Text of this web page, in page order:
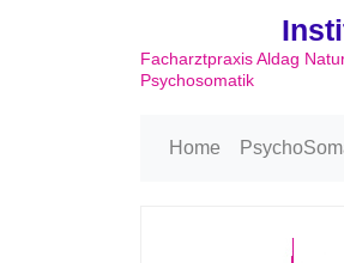
Facharztpraxis Aldag
Psychosomatik
Home